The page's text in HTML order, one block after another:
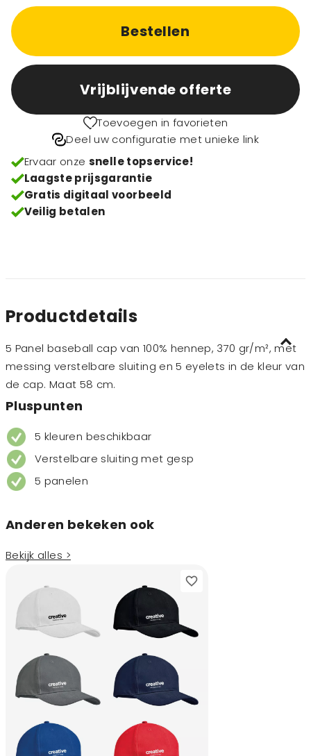
Bestellen
Vrijblijvende offerte
Toevoegen in favorieten
Deel uw configuratie met unieke link
Ervaar onze snelle topservice!
Laagste prijsgarantie
Gratis digitaal voorbeeld
Veilig betalen
Productdetails
5 Panel baseball cap van 100% hennep, 370 gr/m², met
messing verstelbare sluiting en 5 eyelets in de kleur van
de cap. Maat 58 cm.
Pluspunten
5 kleuren beschikbaar
Verstelbare sluiting met gesp
5 panelen
Anderen bekeken ook
Bekijk alles >